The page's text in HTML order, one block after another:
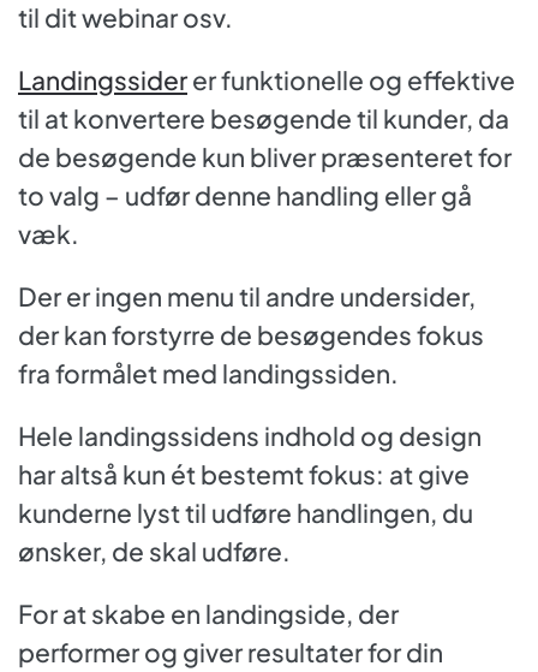
til dit webinar osv.
Landingssiderer funktionelle og effektive
til at konvertere besøgende til kunder, da
de besøgende kun bliver præsenteret for
to valg – udfør denne handling eller gå
væk.
Der er ingen menu til andre undersider,
der kan forstyrre de besøgendes fokus
fra formålet med landingssiden.
Hele landingssidens indhold og design
har altså kun ét bestemt fokus: at give
kunderne lyst til udføre handlingen, du
ønsker, de skal udføre.
For at skabe en landingside, der
performer og giver resultater for din